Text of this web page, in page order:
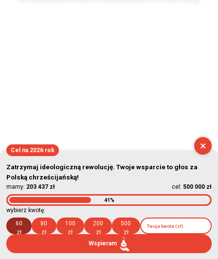
×
Cel na 2026 rok
Zatrzymaj ideologiczną rewolucję. Twoje wsparcie to głos za
Polską chrześcijańską!
mamy: 203 437 zł cel: 500 000 zł
41%
wybierz kwotę:
60
zł
80
zł
100
zł
200
zł
500
zł
Wspieram